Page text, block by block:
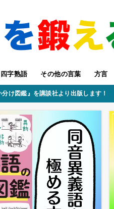
四字熟語 その他の言葉 方言
け図鑑』を講談社より出版します！